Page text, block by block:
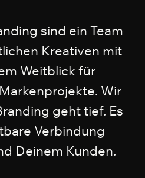
sind ein Team
Kreativen mit
Weitblick für
Wir
geht tief. Es
Verbindung
Deinem Kunden.